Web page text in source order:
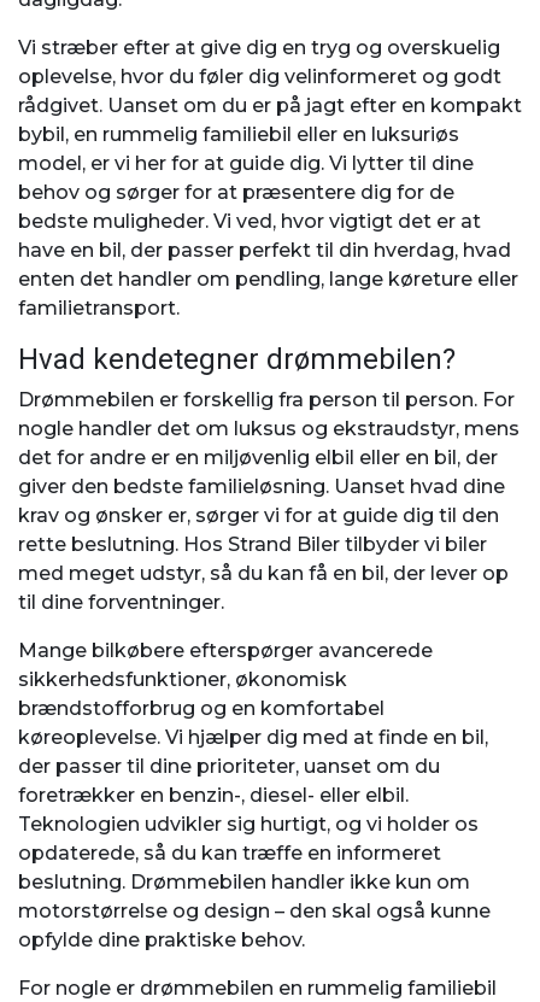
Vi stræber efter at give dig en tryg og overskuelig
oplevelse, hvor du føler dig velinformeret og godt
rådgivet. Uanset om du er på jagt efter en kompakt
bybil, en rummelig familiebil eller en luksuriøs
model, er vi her for at guide dig. Vi lytter til dine
behov og sørger for at præsentere dig for de
bedste muligheder. Vi ved, hvor vigtigt det er at
have en bil, der passer perfekt til din hverdag, hvad
enten det handler om pendling, lange køreture eller
familietransport.
Hvad kendetegner drømmebilen?
Drømmebilen er forskellig fra person til person. For
nogle handler det om luksus og ekstraudstyr, mens
det for andre er en miljøvenlig elbil eller en bil, der
giver den bedste familieløsning. Uanset hvad dine
krav og ønsker er, sørger vi for at guide dig til den
rette beslutning. Hos Strand Biler tilbyder vi biler
med meget udstyr, så du kan få en bil, der lever op
til dine forventninger.
Mange bilkøbere efterspørger avancerede
sikkerhedsfunktioner, økonomisk
brændstofforbrug og en komfortabel
køreoplevelse. Vi hjælper dig med at finde en bil,
der passer til dine prioriteter, uanset om du
foretrækker en benzin-, diesel- eller elbil.
Teknologien udvikler sig hurtigt, og vi holder os
opdaterede, så du kan træffe en informeret
beslutning. Drømmebilen handler ikke kun om
motorstørrelse og design – den skal også kunne
opfylde dine praktiske behov.
For nogle er drømmebilen en rummelig familiebil